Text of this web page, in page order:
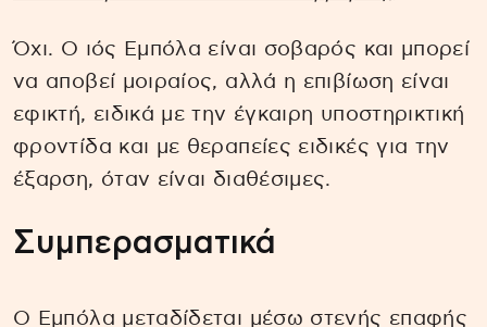
Όχι. Ο ιός Εμπόλα είναι σοβαρός και μπορεί
να αποβεί μοιραίος, αλλά η επιβίωση είναι
εφικτή, ειδικά με την έγκαιρη υποστηρικτική
φροντίδα και με θεραπείες ειδικές για την
έξαρση, όταν είναι διαθέσιμες.
Συμπερασματικά
Ο Εμπόλα μεταδίδεται μέσω στενής επαφής